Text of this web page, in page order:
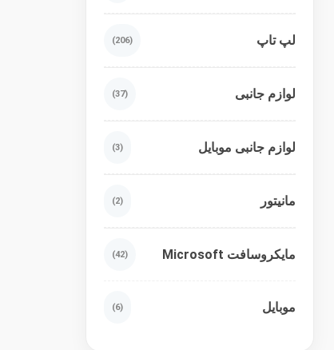
لپ تاپ (206)
لوازم جانبی (37)
لوازم جانبی موبایل (3)
مانیتور (2)
مایکروسافت Microsoft (42)
موبایل (6)